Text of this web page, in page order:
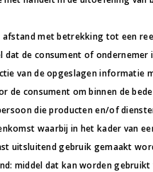
met betrekking tot een
dat de consument of
van de opgeslagen informatie
de consument om binnen de
die producten en/of
waarbij in het kader van
uitsluitend gebruik gemaakt
middel dat kan worden